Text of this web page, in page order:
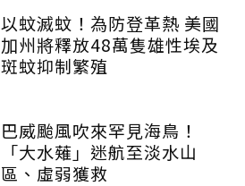
以蚊滅蚊！為防登革熱 美國
加州將釋放48萬隻雄性埃及
斑蚊抑制繁殖
巴威颱風吹來罕見海鳥！
「大水薙」迷航至淡水山
區、虛弱獲救